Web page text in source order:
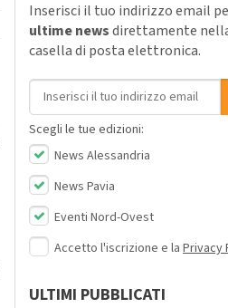
Inserisci il tuo indirizzo email
ultime newsdirettamente
casella di posta elettronica.
Indirizzo email
Scegli le tue edizioni:
News Alessandria
News Pavia
Eventi Nord-Ovest
Accetto l'iscrizione e la Privacy
ULTIMI PUBBLICATI